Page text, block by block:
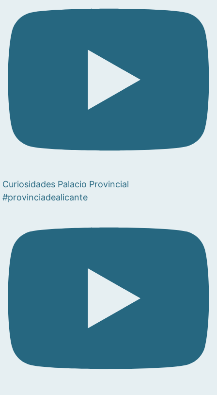
Curiosidades Palacio Provincial
#provinciadealicante